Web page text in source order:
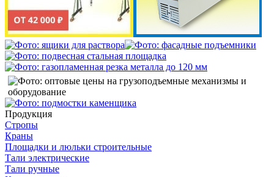
Продукция
Стропы
Краны
Площадки и люльки строительные
Тали электрические
Тали ручные